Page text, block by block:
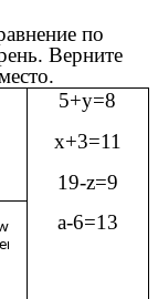
по
Верните
5+у=8
х+3=11
19-z=9
а-6=13